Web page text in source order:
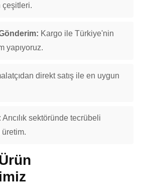
çeşitleri.
Kargo ile Türkiye'nin
yapıyoruz.
direkt satış ile en uygun
Arıcılık sektöründe tecrübeli